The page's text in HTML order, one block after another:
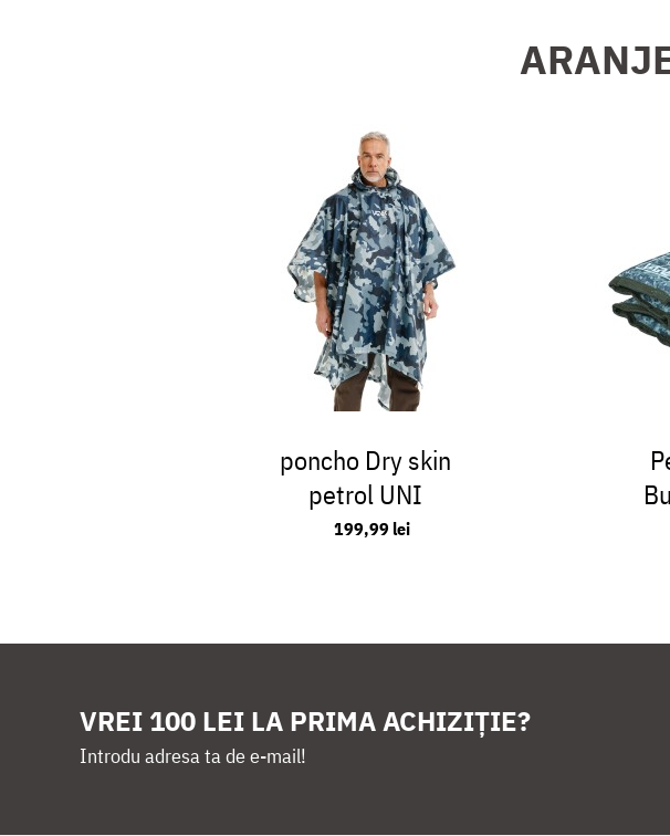
poncho Dry skin
petrol UNI
199,99 lei
VREI 100 LEI LA PRIMA ACHIZIȚIE?
Introdu adresa ta de e-mail!